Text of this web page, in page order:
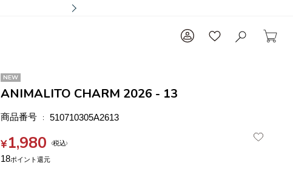
NEW
ANIMALITO CHARM 2026 - 13
商品番号 510710305A2613
¥1,980 税込
18